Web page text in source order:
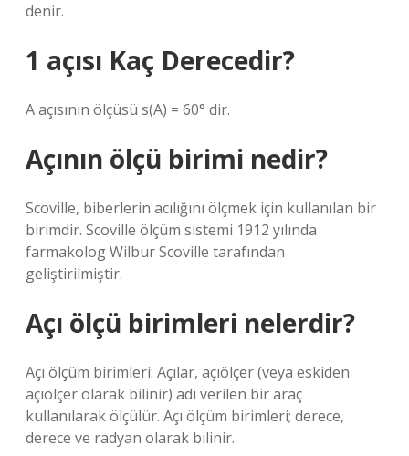
denir.
1 açısı Kaç Derecedir?
A açısının ölçüsü s(A) = 60° dir.
Açının ölçü birimi nedir?
Scoville, biberlerin acılığını ölçmek için kullanılan bir
birimdir. Scoville ölçüm sistemi 1912 yılında
farmakolog Wilbur Scoville tarafından
geliştirilmiştir.
Açı ölçü birimleri nelerdir?
Açı ölçüm birimleri: Açılar, açıölçer (veya eskiden
açıölçer olarak bilinir) adı verilen bir araç
kullanılarak ölçülür. Açı ölçüm birimleri; derece,
derece ve radyan olarak bilinir.